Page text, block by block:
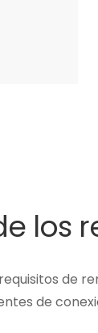
los
de
de